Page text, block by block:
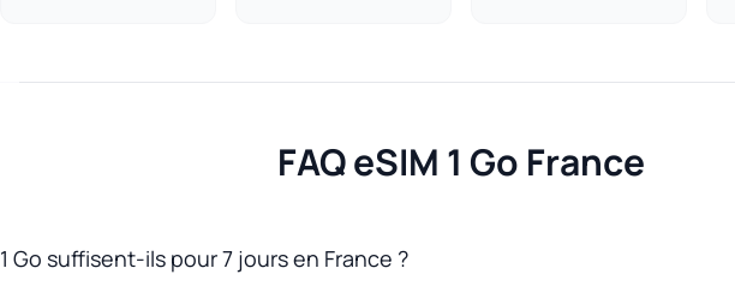
FAQ eSIM 1 Go France
1 Go suffisent-ils pour 7 jours en France ?